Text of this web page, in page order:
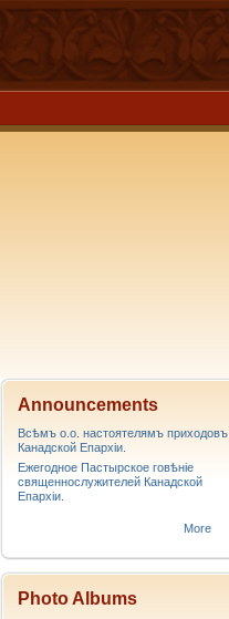
Announcements
Всѣмъ о.о. настоятелямъ приходовъ
Канадской Епархiи.
Ежегодное Пастырское говѣніе
священнослужителей Канадской
Епархіи.
More
Photo Albums